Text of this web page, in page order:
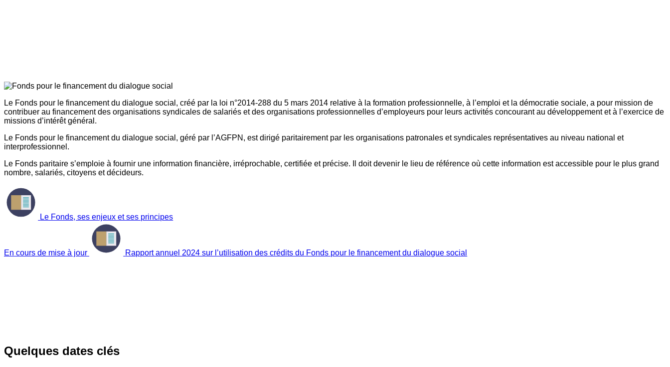
Le Fonds pour le financement du dialogue social, créé par la loi n°2014-288 du 5 mars 2014 relative à la formation professionnelle, à l’emploi et la démocratie sociale, a pour mission de
contribuer au financement des organisations syndicales de salariés et des organisations professionnelles d’employeurs pour leurs activités concourant au développement et à l’exercice de
missions d’intérêt général.
Le Fonds pour le financement du dialogue social, géré par l’AGFPN, est dirigé paritairement par les organisations patronales et syndicales représentatives au niveau national et
interprofessionnel.
Le Fonds paritaire s’emploie à fournir une information financière, irréprochable, certifiée et précise. Il doit devenir le lieu de référence où cette information est accessible pour le plus grand
nombre, salariés, citoyens et décideurs.
Le Fonds, ses enjeux et ses principes
En cours de mise à jour Rapport annuel 2024 sur l’utilisation des crédits du Fonds pour le financement du dialogue social
Quelques dates clés